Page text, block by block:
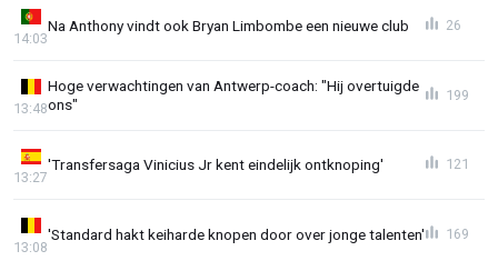
Na Anthony vindt ook Bryan Limbombe een nieuwe club
14:03
26
Hoge verwachtingen van Antwerp-coach: "Hij overtuigde
ons"
13:48
199
'Transfersaga Vinicius Jr kent eindelijk ontknoping'
13:27
121
'Standard hakt keiharde knopen door over jonge talenten'
13:08
169